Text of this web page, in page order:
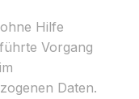
Hilfe
Vorgang
Daten.